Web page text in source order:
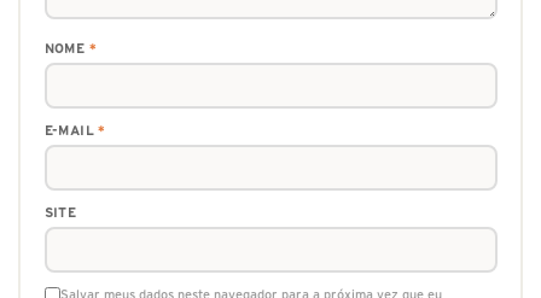
NOME *
E-MAIL*
SITE
Salvar meus dados neste navegador para a próxima vez que eu